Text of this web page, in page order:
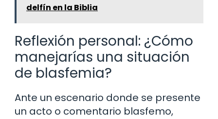
delfín en la Biblia
Reflexión personal: ¿Cómo
manejarías una situación
de blasfemia?
Ante un escenario donde se presente
un acto o comentario blasfemo,